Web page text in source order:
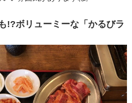
!?ボリューミーな「かるびラ